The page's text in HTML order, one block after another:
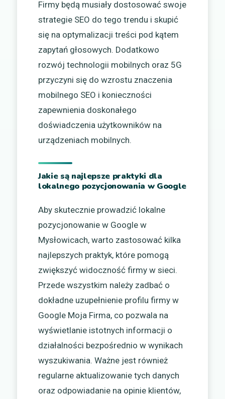
Firmy będą musiały dostosować swoje
strategie SEO do tego trendu i skupić
się na optymalizacji treści pod kątem
zapytań głosowych. Dodatkowo
rozwój technologii mobilnych oraz 5G
przyczyni się do wzrostu znaczenia
mobilnego SEO i konieczności
zapewnienia doskonałego
doświadczenia użytkowników na
urządzeniach mobilnych.
Jakie są najlepsze praktyki dla
lokalnego pozycjonowania w Google
Aby skutecznie prowadzić lokalne
pozycjonowanie w Google w
Mysłowicach, warto zastosować kilka
najlepszych praktyk, które pomogą
zwiększyć widoczność firmy w sieci.
Przede wszystkim należy zadbać o
dokładne uzupełnienie profilu firmy w
Google Moja Firma, co pozwala na
wyświetlanie istotnych informacji o
działalności bezpośrednio w wynikach
wyszukiwania. Ważne jest również
regularne aktualizowanie tych danych
oraz odpowiadanie na opinie klientów,